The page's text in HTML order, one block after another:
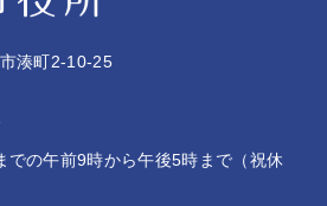
湊町2-10-25
での午前9時から午後5時まで（祝休